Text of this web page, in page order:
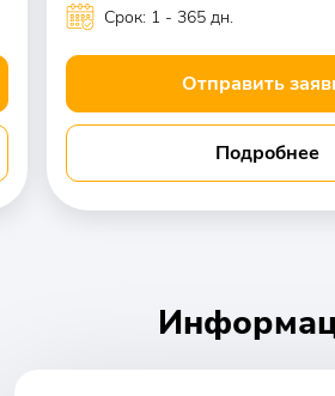
Срок: 1 - 365 дн.
Отправить
Подробнее